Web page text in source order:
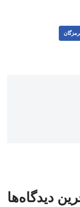
دیدگاه‌ها